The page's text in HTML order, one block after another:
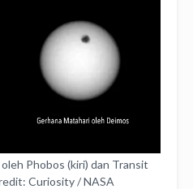
Phobos (kiri) dan Transit
Curiosity / NASA